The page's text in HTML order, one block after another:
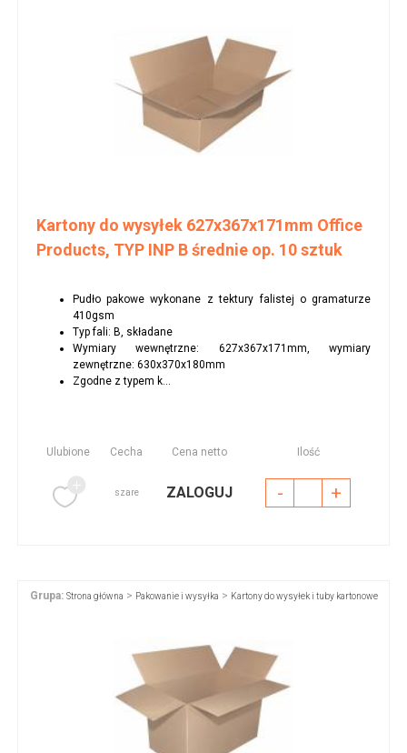
Kartony do wysyłek 627x367x171mm Office
Products, TYP INP B średnie op. 10 sztuk
Pudło pakowe wykonane z tektury falistej o gramaturze
410gsm
Typ fali: B, składane
Wymiary wewnętrzne: 627x367x171mm, wymiary
zewnętrzne: 630x370x180mm
Zgodne z typem k...
Ulubione Cecha Cena netto Ilość
szare ZALOGUJ - +
Grupa: Strona główna > Pakowanie i wysyłka > Kartony do wysyłek i tuby kartonowe